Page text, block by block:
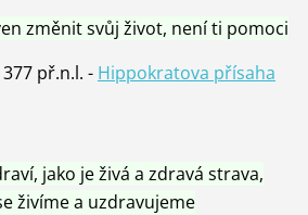
změnit svůj život, není ti pomoci
př.n.l. - Hippokratova přísaha
jako je živá a zdravá strava,
živíme a uzdravujeme